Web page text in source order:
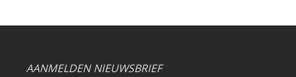
AANMELDEN NIEUWSBRIEF